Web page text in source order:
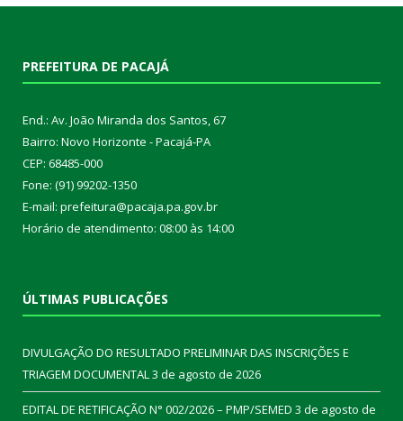
PREFEITURA DE PACAJÁ
End.: Av. João Miranda dos Santos, 67
Bairro: Novo Horizonte - Pacajá-PA
CEP: 68485-000
Fone: (91) 99202-1350
E-mail: prefeitura@pacaja.pa.gov.br
Horário de atendimento: 08:00 às 14:00
ÚLTIMAS PUBLICAÇÕES
DIVULGAÇÃO DO RESULTADO PRELIMINAR DAS INSCRIÇÕES E
TRIAGEM DOCUMENTAL3 de agosto de 2026
EDITAL DE RETIFICAÇÃO N° 002/2026 – PMP/SEMED 3 de agosto de